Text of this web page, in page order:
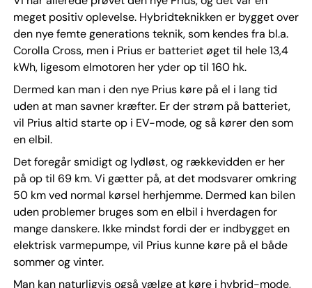
meget positiv oplevelse. Hybridteknikken er bygget over
den nye femte generations teknik, som kendes fra bl.a.
Corolla Cross, men i Prius er batteriet øget til hele 13,4
kWh, ligesom elmotoren her yder op til 160 hk.
Dermed kan man i den nye Prius køre på el i lang tid
uden at man savner kræfter. Er der strøm på batteriet,
vil Prius altid starte op i EV-mode, og så kører den som
en elbil.
Det foregår smidigt og lydløst, og rækkevidden er her
på op til 69 km. Vi gætter på, at det modsvarer omkring
50 km ved normal kørsel herhjemme. Dermed kan bilen
uden problemer bruges som en elbil i hverdagen for
mange danskere. Ikke mindst fordi der er indbygget en
elektrisk varmepumpe, vil Prius kunne køre på el både
sommer og vinter.
Man kan naturligvis også vælge at køre i hybrid-mode,